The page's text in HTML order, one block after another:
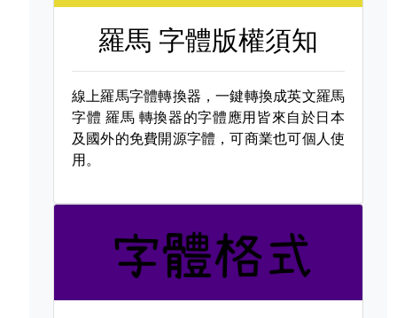
羅馬 字體版權須知
線上羅馬字體轉換器，一鍵轉換成英文羅馬
字體 羅馬 轉換器的字體應用皆來自於日本
及國外的免費開源字體，可商業也可個人使
用。